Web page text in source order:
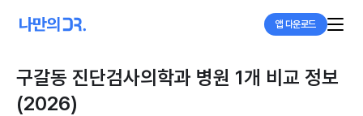
앱 다운로드
구갈동 진단검사의학과 병원 1개 비교 정보
(2026)